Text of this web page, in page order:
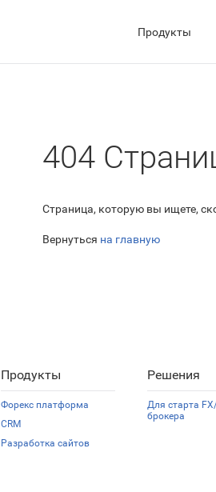
Продукты
404
Страница, которую вы ищете,
Вернуться на главную
Продукты
Форекс платформа
CRM
Разработка сайтов
Решения
Для старта
брокера